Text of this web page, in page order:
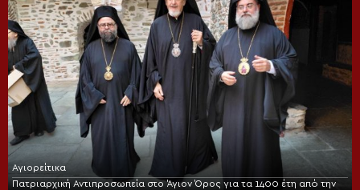
Αγιορείτικα
Πατριαρχική Αντιπροσωπεία στο Άγιον Όρος για τα 1400 έτη από την